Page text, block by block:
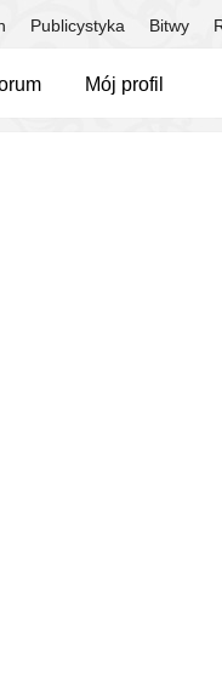
Publicystyka Bitwy
Mój profil